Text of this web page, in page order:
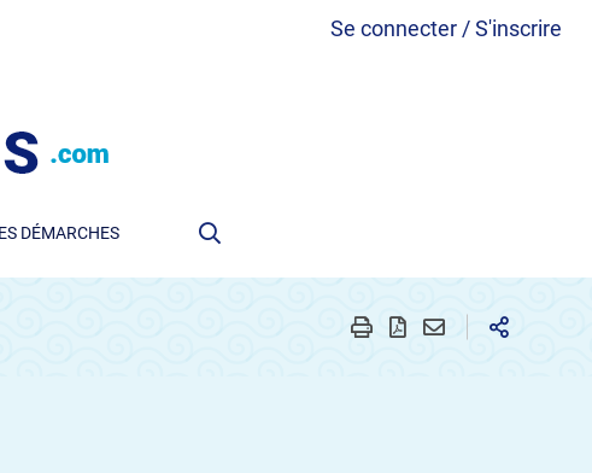
Se connecter / S'inscrire
DÉMARCHES